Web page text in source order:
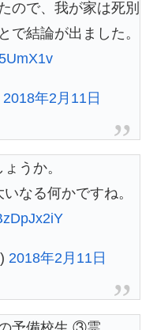
ので、我が家は死別
で結論が出ました。
2018年2月11日
うか。
なる何かですね。
2018年2月11日